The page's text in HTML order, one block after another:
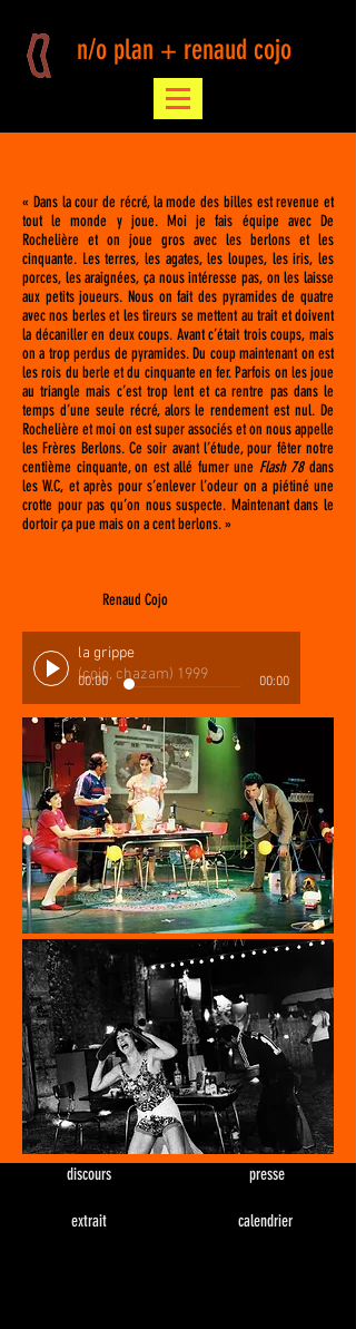
n/o plan + renaud cojo
« Dans la cour de récré, la mode des billes est revenue et
tout le monde y joue. Moi je fais équipe avec De
Rochelière et on joue gros avec les berlons et les
cinquante. Les terres, les agates, les loupes, les iris, les
porces, les araignées, ça nous intéresse pas, on les laisse
aux petits joueurs. Nous on fait des pyramides de quatre
avec nos berles et les tireurs se mettent au trait et doivent
la décaniller en deux coups. Avant c’était trois coups, mais
on a trop perdus de pyramides. Du coup maintenant on est
les rois du berle et du cinquante en fer. Parfois on les joue
au triangle mais c’est trop lent et ca rentre pas dans le
temps d’une seule récré, alors le rendement est nul. De
Rochelière et moi on est super associés et on nous appelle
les Frères Berlons. Ce soir avant l’étude, pour fêter notre
centième cinquante, on est allé fumer une Flash 78dans
les W.C, et après pour s’enlever l’odeur on a piétiné une
crotte pour pas qu’on nous suspecte. Maintenant dans le
dortoir ça pue mais on a cent berlons. »
Renaud Cojo
la grippe
(cojo, chazam) 1999
00:00 00:00
discours presse
extrait calendrier